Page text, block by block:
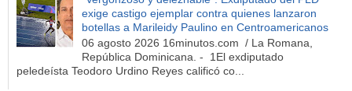
exige castigo ejemplar contra quienes lanzaron
botellas a Marileidy Paulino en Centroamericanos
06 agosto 2026 16minutos.com / La Romana,
República Dominicana. - 1El exdiputado
peledeísta Teodoro Urdino Reyes calificó co...